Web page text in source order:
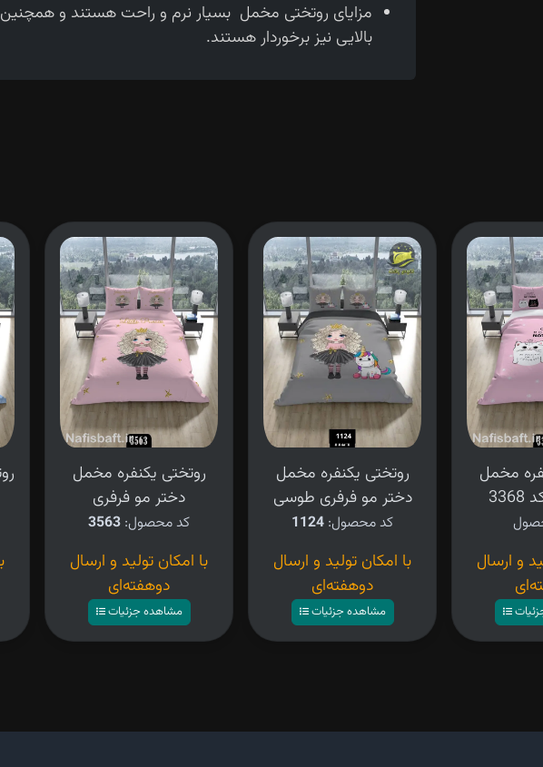
مزایای روتختی مخمل بسیار نرم و راحت هستند و همچنین
بالایی نیز برخوردار هستند.
روتختی یکنفره مخمل
دختر مو فرفری
کد محصول: 3563
با امکان تولید و ارسال
دوهفته‌ای
مشاهده جزئیات
روتختی یکنفره مخمل
دختر مو فرفری طوسی
کد محصول: 1124
با امکان تولید و ارسال
دوهفته‌ای
مشاهده جزئیات
مخمل
و ارسال